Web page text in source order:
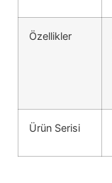
Özellikler
Ürün Serisi